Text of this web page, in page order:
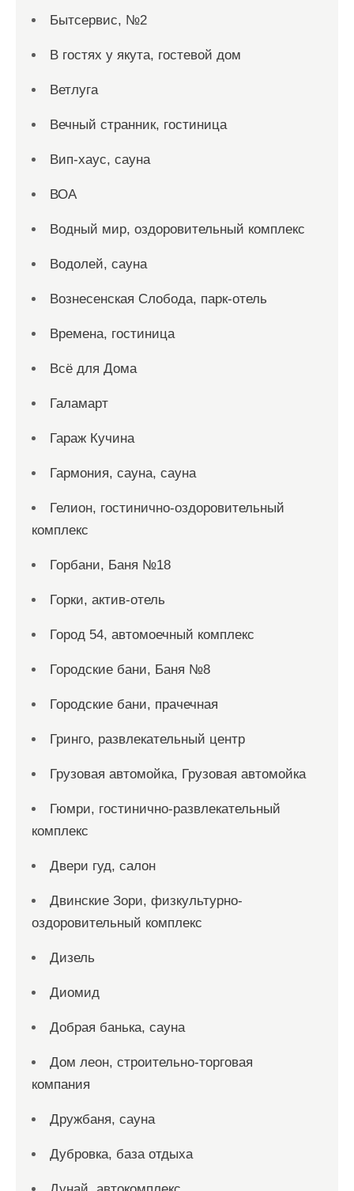
Бытсервис, №2
В гостях у якута, гостевой дом
Ветлуга
Вечный странник, гостиница
Вип-хаус, сауна
ВОА
Водный мир, оздоровительный комплекс
Водолей, сауна
Вознесенская Слобода, парк-отель
Времена, гостиница
Всё для Дома
Галамарт
Гараж Кучина
Гармония, сауна, сауна
Гелион, гостинично-оздоровительный
комплекс
Горбани, Баня №18
Горки, актив-отель
Город 54, автомоечный комплекс
Городские бани, Баня №8
Городские бани, прачечная
Гринго, развлекательный центр
Грузовая автомойка, Грузовая автомойка
Гюмри, гостинично-развлекательный
комплекс
Двери гуд, салон
Двинские Зори, физкультурно-
оздоровительный комплекс
Дизель
Диомид
Добрая банька, сауна
Дом леон, строительно-торговая
компания
Дружбаня, сауна
Дубровка, база отдыха